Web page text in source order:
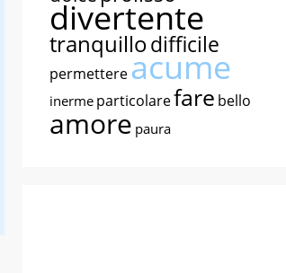
divertente
tranquillodifficile
permettereacume
inerme particolarefare bello
amore paura